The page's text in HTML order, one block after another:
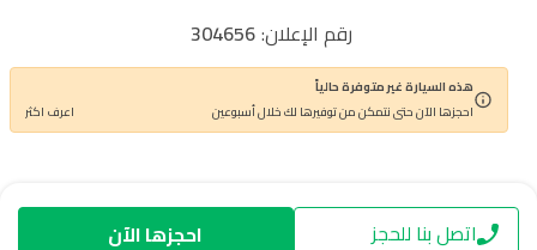
رقم الإعلان:304656
اذكر رقم الإعلان عند الاتصال مع خدمة العملاء
هذه السيارة غير متوفرة حالياً
احجزها الآن حتى نتمكن من توفيرها لك خلال أسبوعين
اعرف اكثر
اتصل بنا للحجز احجزها الآن